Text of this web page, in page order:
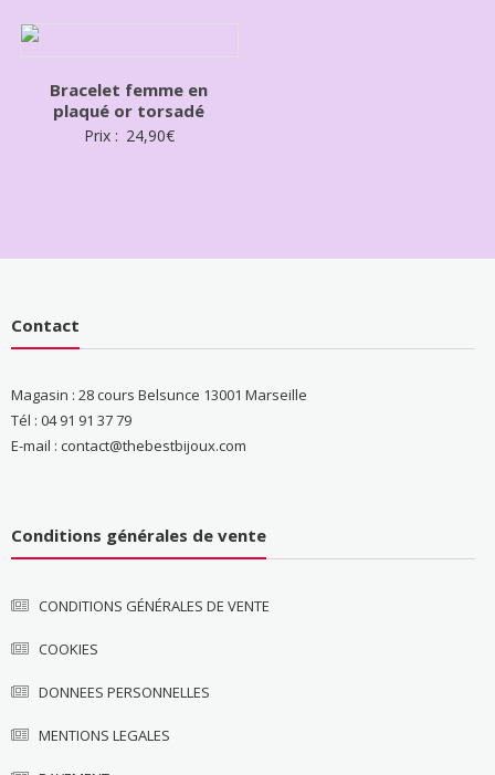
Bracelet femme en
plaqué or torsadé
Prix : 24,90€
Contact
Magasin : 28 cours Belsunce 13001 Marseille
Tél : 04 91 91 37 79
E-mail : contact@thebestbijoux.com
Conditions générales de vente
CONDITIONS GÉNÉRALES DE VENTE
COOKIES
DONNEES PERSONNELLES
MENTIONS LEGALES